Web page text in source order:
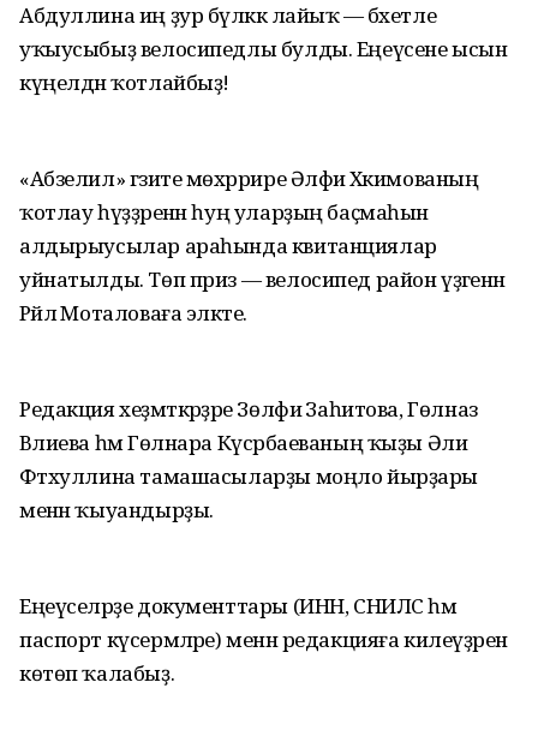
Абдуллина иң ҙур бүләккә лайыҡ — бәхетле
уҡыусыбыҙ велосипедлы булды. Еңеүсене ысын
күңелдән ҡотлайбыҙ!
«Абзелил» гәзите мөхәррире Әлфиә Хәкимованың
ҡотлау һүҙҙәренән һуң уларҙың баҫмаһын
алдырыусылар араһында квитанциялар
уйнатылды. Төп приз — велосипед район үҙәгенән
Рәйлә Моталоваға эләкте.
Редакция хеҙмәткәрҙәре Зөлфиә Заһитова, Гөлназ
Вәлиева һәм Гөлнара Күсәрбаеваның ҡыҙы Әлиә
Фәтхуллина тамашасыларҙы моңло йырҙары
менән ҡыуандырҙы.
Еңеүселәрҙе документтары (ИНН, СНИЛС һәм
паспорт күсермәләре) менән редакцияға килеүҙәрен
көтөп ҡалабыҙ.